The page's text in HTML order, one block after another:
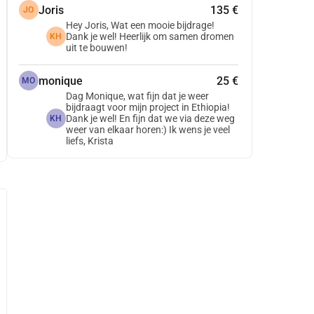
JO Joris 135 €
KH
Hey Joris, Wat een mooie bijdrage!
Dank je wel! Heerlijk om samen dromen
uit te bouwen!
MO monique 25 €
KH
Dag Monique, wat fijn dat je weer
bijdraagt voor mijn project in Ethiopia!
Dank je wel! En fijn dat we via deze weg
weer van elkaar horen:) Ik wens je veel
liefs, Krista